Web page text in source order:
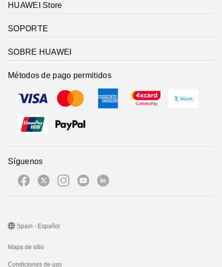
HUAWEI Store
SOPORTE
SOBRE HUAWEI
Métodos de pago permitidos
Síguenos
Mapa de sitio
Condiciones de uso
Spain - Español